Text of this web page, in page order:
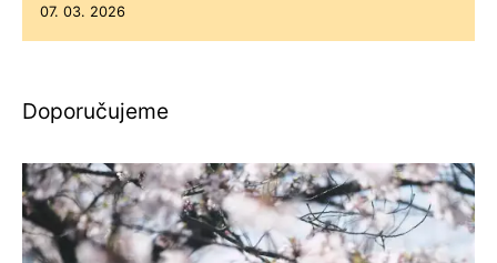
07. 03. 2026
Doporučujeme